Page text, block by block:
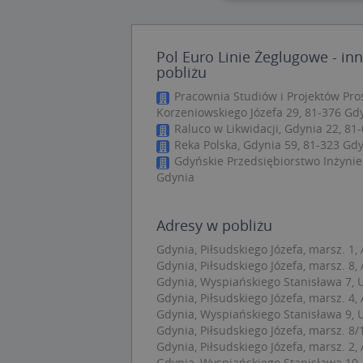
Pol Euro Linie Żeglugowe -
pobliżu
Pracownia Studiów i Projektów
Korzeniowskiego Józefa 29, 81-376
Raluco w Likwidacji, Gdynia 22,
Reka Polska, Gdynia 59, 81-323
Gdyńskie Przedsiębiorstwo
Gdynia
Adresy w pobliżu
Gdynia, Piłsudskiego Józefa, marsz. 1,
Gdynia, Piłsudskiego Józefa, marsz. 8,
Gdynia, Wyspiańskiego Stanisława 7,
Gdynia, Piłsudskiego Józefa, marsz. 4,
Gdynia, Wyspiańskiego Stanisława 9,
Gdynia, Piłsudskiego Józefa, marsz.
Gdynia, Piłsudskiego Józefa, marsz. 2,
Niezbędne pliki
Nazwa
APPSESSID
Nazwa
_ga_DEEKR6C5LV
Nazwa
MUID
Nazwa